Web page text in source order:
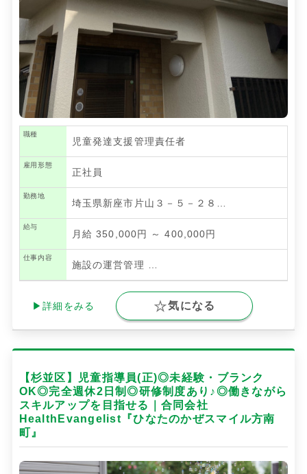
職種
児童発達支援管理責任者
雇用形態
正社員
勤務地
埼玉県新座市片山３－５－２８…
給与
月給 350,000円 ～ 400,000円
仕事内容
施設の運営管理
▶詳細をみる 気になる
【杉並区】児童指導員(正)◎未経験・ブランク
OK◎完全週休2日制◎研修制度あり♪◎働きながら
スキルアップを目指せる｜合同会社
HealthEvangelist『ひなたのかぜスマイル方南
町』